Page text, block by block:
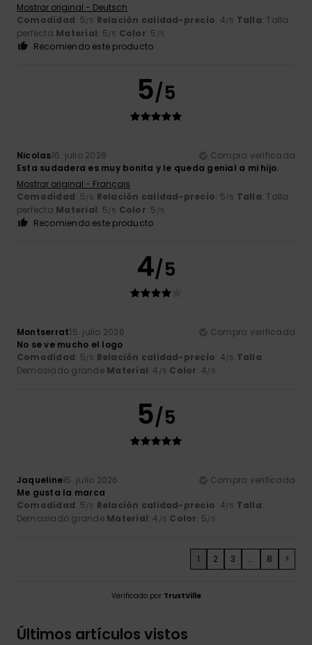
Mostrar original - Deutsch
Comodidad: 5/5 Relación calidad-precio: 4/5 Talla: Talla
perfecta Material: 5/5 Color: 5 /5
Recomiendo este producto
5/5
Nicolas16. julio 2026
Compra verificada
Esta sudadera es muy bonita y le queda genial a mi hijo.
Mostrar original - Français
Comodidad: 5/5 Relación calidad-precio: 5/5 Talla: Talla
perfecta Material: 5/5 Color: 5 /5
Recomiendo este producto
4/5
Montserrat15. julio 2026
Compra verificada
No se ve mucho el logo
Comodidad: 5/5 Relación calidad-precio: 4/5 Talla:
Demasiado grande Material: 4 /5 Color: 4/5
5/5
Jaqueline15. julio 2026
Compra verificada
Me gusta la marca
Comodidad: 5/5 Relación calidad-precio: 4/5 Talla:
Demasiado grande Material: 4 /5 Color: 5/5
1 2 3 ... 8 >
Verificado por TrustVille
Últimos artículos vistos